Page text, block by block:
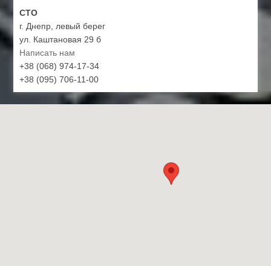
СТО
г. Днепр, левый берег
ул. Каштановая 29 б
Написать нам
+38 (068) 974-17-34
+38 (095) 706-11-00